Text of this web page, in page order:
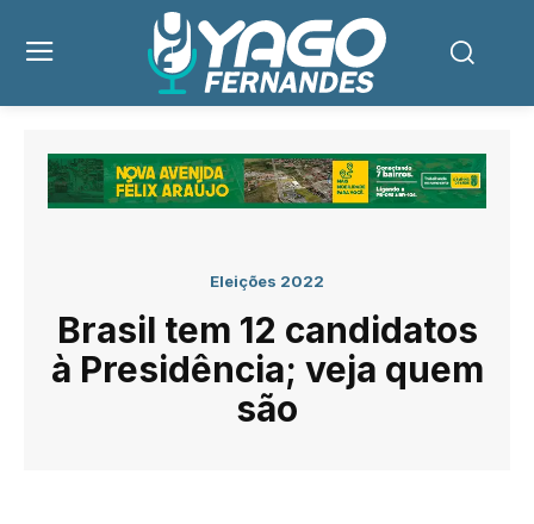
Eleições 2022
Brasil tem 12 candidatos
à Presidência; veja quem
são